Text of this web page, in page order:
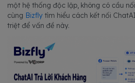
một hệ thống độc lập, không có cầu
cùng Bizfly tìm hiểu cách kết nối
triệt để vấn đề này.